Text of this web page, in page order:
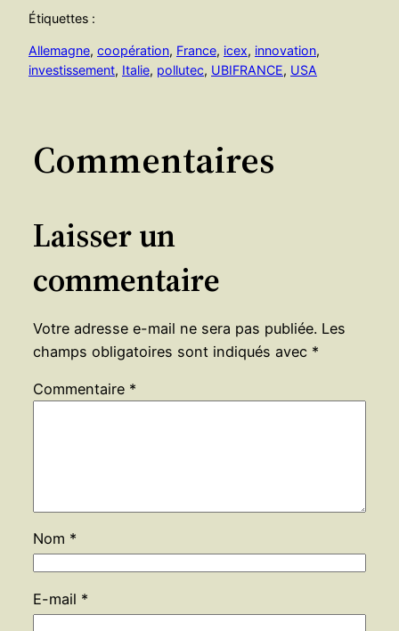
Étiquettes :
Allemagne, coopération, France, icex, innovation
investissement, Italie, pollutec, UBIFRANCE, USA
Commentaires
Laisser un
commentaire
Votre adresse e-mail ne sera pas publiée. Les
champs obligatoires sont indiqués avec *
Commentaire *
Nom *
E-mail *